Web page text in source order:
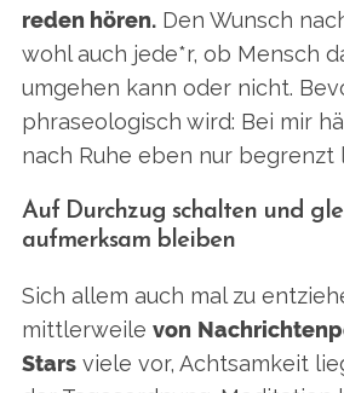
reden hören.Den Wunsch
wohl auch jede*r, ob Mensch
umgehen kann oder nicht.
phraseologisch wird: Bei mir
nach Ruhe eben nur begrenzt
Auf Durchzug schalten und
aufmerksam bleiben
Sich allem auch mal zu
mittlerweile von
Starsviele vor, Achtsamkeit